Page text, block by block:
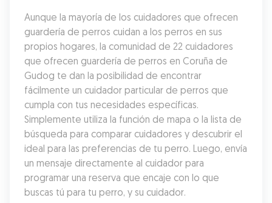
Aunque la mayoría de los cuidadores que ofrecen
guardería de perros cuidan a los perros en sus
propios hogares, la comunidad de 22 cuidadores
que ofrecen guardería de perros en Coruña de
Gudog te dan la posibilidad de encontrar
fácilmente un cuidador particular de perros que
cumpla con tus necesidades específicas.
Simplemente utiliza la función de mapa o la lista de
búsqueda para comparar cuidadores y descubrir el
ideal para las preferencias de tu perro. Luego, envía
un mensaje directamente al cuidador para
programar una reserva que encaje con lo que
buscas tú para tu perro, y su cuidador.